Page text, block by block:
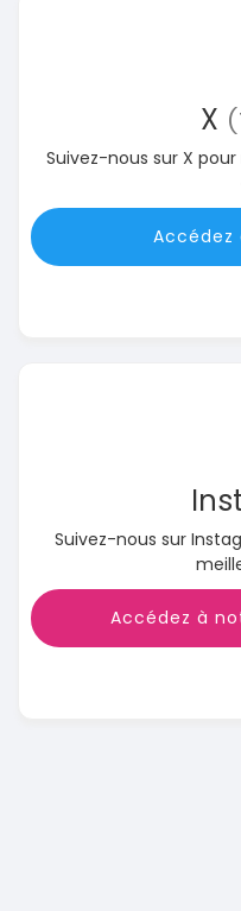
X
Suivez-nous sur X
Accédez
Suivez-nous sur
Accédez à